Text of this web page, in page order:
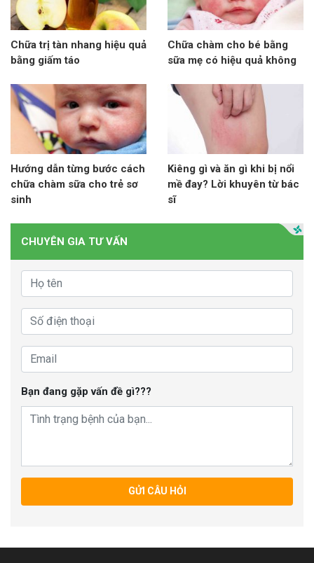
Chữa trị tàn nhang hiệu quả
bằng giấm táo
Chữa chàm cho bé bằng
sữa mẹ có hiệu quả không
Hướng dẫn từng bước cách
chữa chàm sữa cho trẻ sơ
sinh
Kiêng gì và ăn gì khi bị nổi
mề đay? Lời khuyên từ bác
sĩ
CHUYÊN GIA TƯ VẤN
Bạn đang gặp vấn đề gì???
GỬI CÂU HỎI